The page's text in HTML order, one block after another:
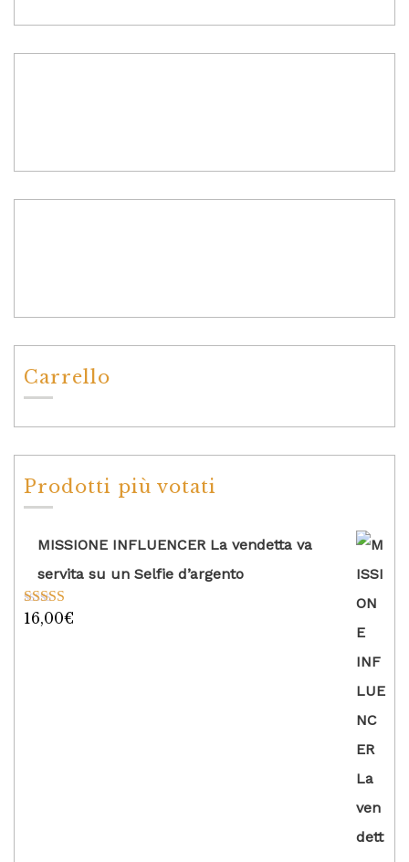
Carrello
Prodotti più votati
MISSIONE INFLUENCER La vendetta va
servita su un Selfie d’argento
Valutato
16,00€